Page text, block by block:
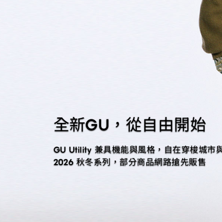
全新GU，從自由開始
GU Utility 兼具機能與風格，自在穿梭城市
2026 秋冬系列，部分商品網路搶先販售